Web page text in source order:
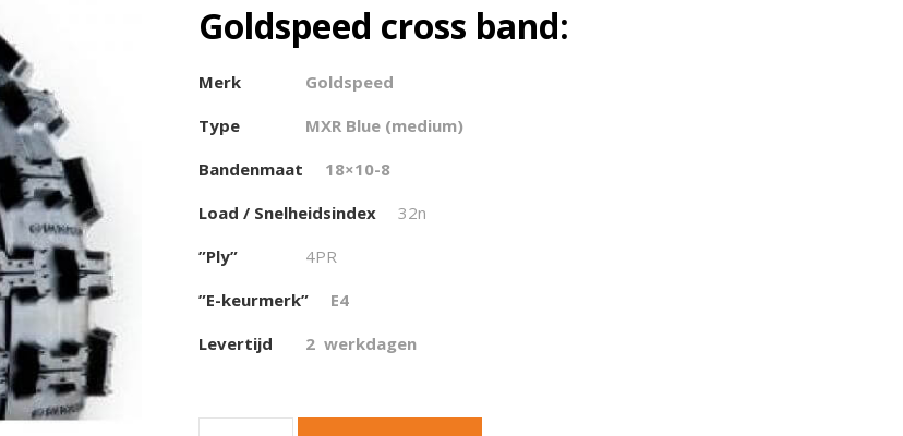
Goldspeed cross band:
Merk
Goldspeed
Type
MXR Blue (medium)
Bandenmaat
18×10-8
Load / Snelheidsindex
32n
”Ply”
4PR
”E-keurmerk”
E4
Levertijd
2 werkdagen